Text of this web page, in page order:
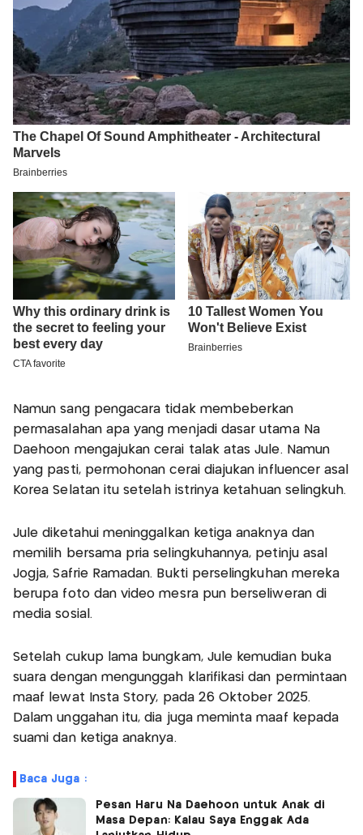
Namun sang pengacara tidak membeberkan
permasalahan apa yang menjadi dasar utama Na
Daehoon mengajukan cerai talak atas Jule. Namun
yang pasti, permohonan cerai diajukan influencer asal
Korea Selatan itu setelah istrinya ketahuan selingkuh.
Jule diketahui meninggalkan ketiga anaknya dan
memilih bersama pria selingkuhannya, petinju asal
Jogja, Safrie Ramadan. Bukti perselingkuhan mereka
berupa foto dan video mesra pun berseliweran di
media sosial.
Setelah cukup lama bungkam, Jule kemudian buka
suara dengan mengunggah klarifikasi dan permintaan
maaf lewat Insta Story, pada 26 Oktober 2025.
Dalam unggahan itu, dia juga meminta maaf kepada
suami dan ketiga anaknya.
Baca Juga :
Pesan Haru Na Daehoon untuk Anak di
Masa Depan: Kalau Saya Enggak Ada